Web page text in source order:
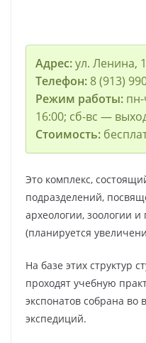
Адрес:ул. Ленина,
Телефон:8 (913)
Режим работы:пн-
16:00; сб-вс —
Стоимость:
Это комплекс,
подразделений,
археологии, зоологии
(планируется
На базе этих структур
проходят учебную
экспонатов собрана во
экспедиций.